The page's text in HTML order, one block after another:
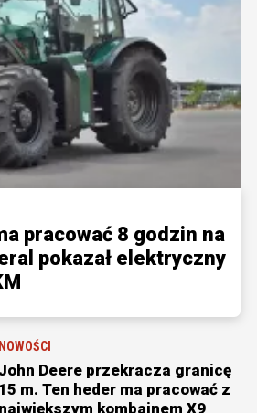
pracować 8 godzin na
pokazał elektryczny
NOWOŚCI
Deere przekracza granicę
15 m. Ten heder ma pracować z
największym kombajnem X9